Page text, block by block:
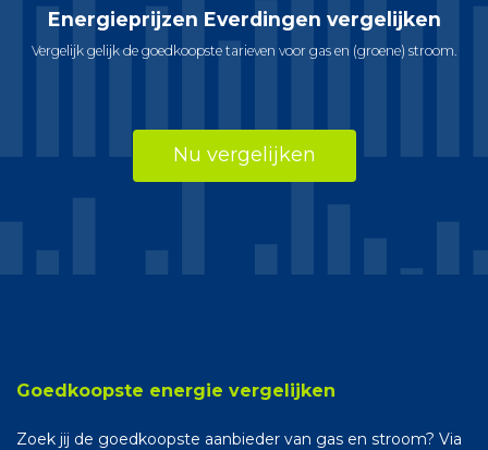
Energieprijzen Everdingen vergelijken
Vergelijk gelijk de goedkoopste tarieven voor gas en (groene) stroom.
Nu vergelijken
Goedkoopste energie vergelijken
Zoek jij de goedkoopste aanbieder van gas en stroom? Via